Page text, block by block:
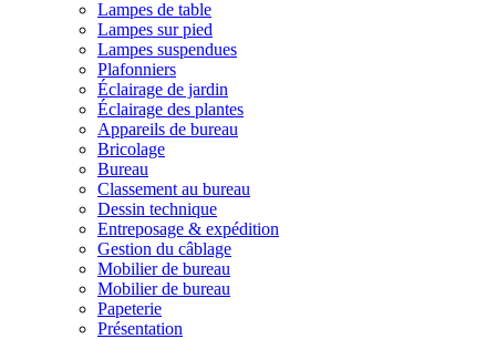
Lampes de table
Lampes sur pied
Lampes suspendues
Plafonniers
Éclairage de jardin
Éclairage des plantes
Appareils de bureau
Bricolage
Bureau
Classement au bureau
Dessin technique
Entreposage & expédition
Gestion du câblage
Mobilier de bureau
Mobilier de bureau
Papeterie
Présentation